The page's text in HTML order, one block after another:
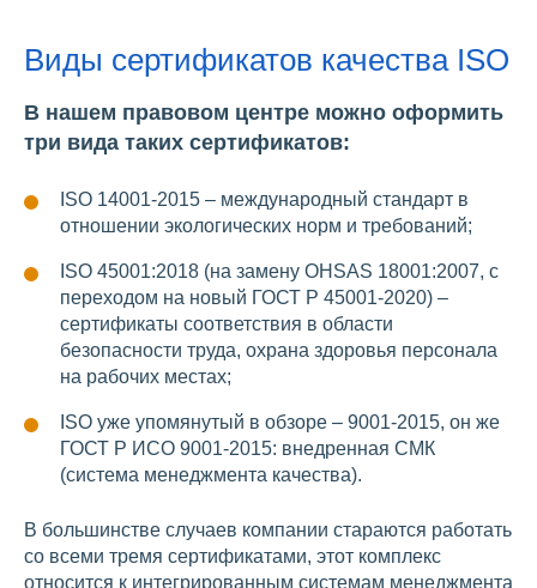
Виды сертификатов качества ISO
В нашем правовом центре можно оформить
три вида таких сертификатов:
ISO 14001-2015 – международный стандарт в
отношении экологических норм и требований;
ISO 45001:2018 (на замену OHSAS 18001:2007, с
переходом на новый ГОСТ Р 45001-2020) –
сертификаты соответствия в области
безопасности труда, охрана здоровья персонала
на рабочих местах;
ISO уже упомянутый в обзоре – 9001-2015, он же
ГОСТ Р ИСО 9001-2015: внедренная СМК
(система менеджмента качества).
В большинстве случаев компании стараются работать
со всеми тремя сертификатами, этот комплекс
относится к интегрированным системам менеджмента